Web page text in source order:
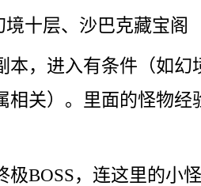
十层、沙巴克藏宝阁
本，进入有条件（如幻
相关）。里面的怪物经
极BOSS，连这里的小